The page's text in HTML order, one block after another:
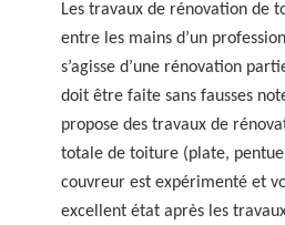
Les travaux de rénovation de
entre les mains d’un
s’agisse d’une rénovation
doit être faite sans fausses
propose des travaux de
totale de toiture (plate,
couvreur est expérimenté et
excellent état après les